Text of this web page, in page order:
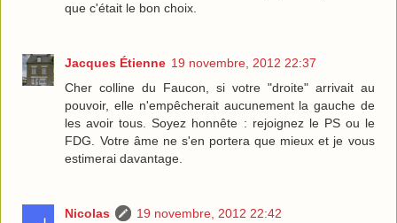
que c'était le bon choix.
Jacques Étienne 19 novembre, 2012 22:37
Cher colline du Faucon, si votre "droite" arrivait au
pouvoir, elle n'empêcherait aucunement la gauche de
les avoir tous. Soyez honnête : rejoignez le PS ou le
FDG. Votre âme ne s'en portera que mieux et je vous
estimerai davantage.
Nicolas
19 novembre, 2012 22:42